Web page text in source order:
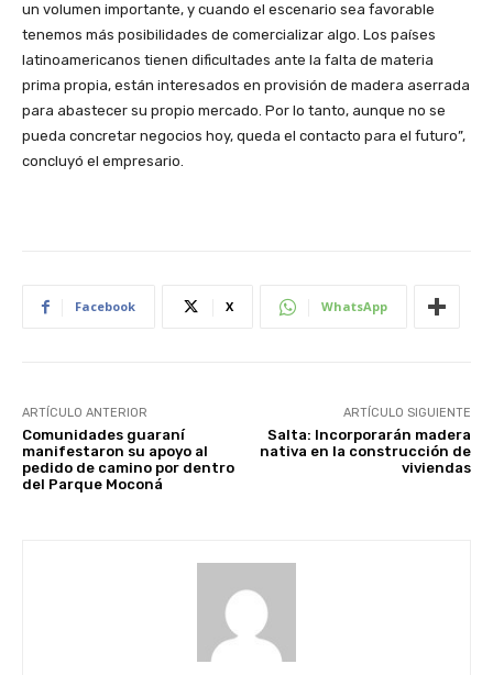
un volumen importante, y cuando el escenario sea favorable
tenemos más posibilidades de comercializar algo. Los países
latinoamericanos tienen dificultades ante la falta de materia
prima propia, están interesados en provisión de madera aserrada
para abastecer su propio mercado. Por lo tanto, aunque no se
pueda concretar negocios hoy, queda el contacto para el futuro”,
concluyó el empresario.
Facebook X WhatsApp
ARTÍCULO ANTERIOR
Comunidades guaraní
manifestaron su apoyo al
pedido de camino por dentro
del Parque Moconá
ARTÍCULO SIGUIENTE
Salta: Incorporarán madera
nativa en la construcción de
viviendas